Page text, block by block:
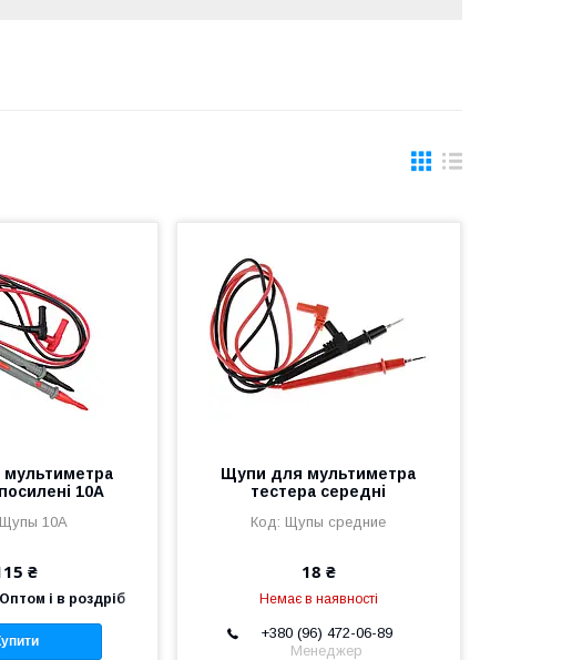
10A
Щупы 10A
₴
Оптом і в роздріб
Щупи для мультиметра
тестера середні
Щупы средние
18 ₴
Немає в наявності
+380 (96) 472-06-89
Менеджер